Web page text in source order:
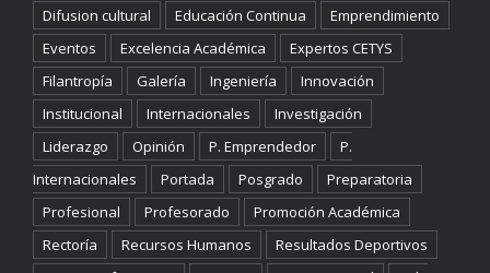
Difusion cultural
Educación Continua
Emprendimiento
Eventos
Excelencia Académica
Expertos CETYS
Filantropía
Galería Ingeniería
Innovación
Institucional
Internacionales
Investigación
Liderazgo
Opinión P. Emprendedor
P.
Internacionales
Portada Posgrado
Preparatoria
Profesional
Profesorado
Promoción Académica
Rectoría
Recursos Humanos
Resultados Deportivos